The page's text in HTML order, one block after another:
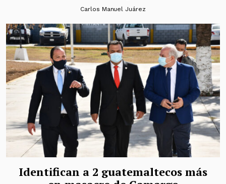
Carlos Manuel Juárez
Identifican a 2 guatemaltecos más